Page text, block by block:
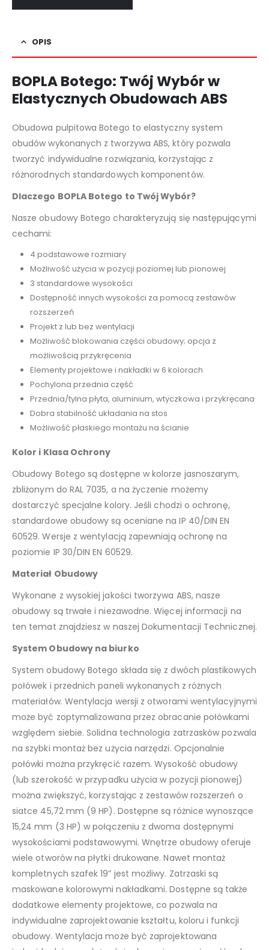
OPIS
BOPLA Botego: Twój Wybór w
Elastycznych Obudowach ABS
Obudowa pulpitowa Botego to elastyczny system
obudów wykonanych z tworzywa ABS, który pozwala
tworzyć indywidualne rozwiązania, korzystając z
różnorodnych standardowych komponentów.
Dlaczego BOPLA Botego to Twój Wybór?
Nasze obudowy Botego charakteryzują się następującymi
cechami:
4 podstawowe rozmiary
Możliwość użycia w pozycji poziomej lub pionowej
3 standardowe wysokości
Dostępność innych wysokości za pomocą zestawów
rozszerzeń
Projekt z lub bez wentylacji
Możliwość blokowania części obudowy; opcja z
możliwością przykręcenia
Elementy projektowe i nakładki w 6 kolorach
Pochylona przednia część
Przednia/tylna płyta, aluminium, wtyczkowa i przykręcana
Dobra stabilność układania na stos
Możliwość płaskiego montażu na ścianie
Kolor i Klasa Ochrony
Obudowy Botego są dostępne w kolorze jasnoszarym,
zbliżonym do RAL 7035, a na życzenie możemy
dostarczyć specjalne kolory. Jeśli chodzi o ochronę,
standardowe obudowy są oceniane na IP 40/DIN EN
60529. Wersje z wentylacją zapewniają ochronę na
poziomie IP 30/DIN EN 60529.
Materiał Obudowy
Wykonane z wysokiej jakości tworzywa ABS, nasze
obudowy są trwałe i niezawodne. Więcej informacji na
ten temat znajdziesz w naszej Dokumentacji Technicznej.
System Obudowy na biurko
System obudowy Botego składa się z dwóch plastikowych
połówek i przednich paneli wykonanych z różnych
materiałów. Wentylacja wersji z otworami wentylacyjnymi
może być zoptymalizowana przez obracanie połówkami
względem siebie. Solidna technologia zatrzasków pozwala
na szybki montaż bez użycia narzędzi. Opcjonalnie
połówki można przykręcić razem. Wysokość obudowy
(lub szerokość w przypadku użycia w pozycji pionowej)
można zwiększyć, korzystając z zestawów rozszerzeń o
siatce 45,72 mm (9 HP). Dostępne są różnice wynoszące
15,24 mm (3 HP) w połączeniu z dwoma dostępnymi
wysokościami podstawowymi. Wnętrze obudowy oferuje
wiele otworów na płytki drukowane. Nawet montaż
kompletnych szafek 19” jest możliwy. Zatrzaski są
maskowane kolorowymi nakładkami. Dostępne są także
dodatkowe elementy projektowe, co pozwala na
indywidualne zaprojektowanie kształtu, koloru i funkcji
obudowy. Wentylacja może być zaprojektowana